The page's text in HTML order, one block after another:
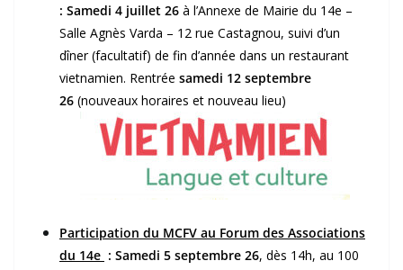
: Samedi 4 juillet 26 à l’Annexe de Mairie du 14e –
Salle Agnès Varda – 12 rue Castagnou, suivi d’un
dîner (facultatif) de fin d’année dans un restaurant
vietnamien. Rentrée samedi 12 septembre
26 (nouveaux horaires et nouveau lieu)
Participation du MCFV au Forum des Associations
du 14e : Samedi 5 septembre 26, dès 14h, au 100